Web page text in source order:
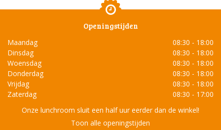
Openingstijden
Maandag
08:30 - 18:00
Dinsdag
08:30 - 18:00
Woensdag
08:30 - 18:00
Donderdag
08:30 - 18:00
Vrijdag
08:30 - 18:00
Zaterdag
08:30 - 17:00
Onze lunchroom sluit een half uur eerder dan de winkel!
Toon alle openingstijden